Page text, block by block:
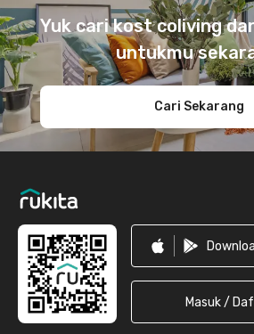
Yuk cari kost coliving
untukmu
Cari Sekarang
Masuk /